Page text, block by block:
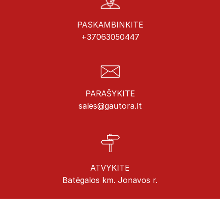
PASKAMBINKITE
+37063050447
PARAŠYKITE
sales@gautora.lt
ATVYKITE
Batėgalos km. Jonavos r.